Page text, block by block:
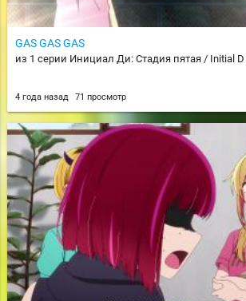
GAS GAS GAS
из 1 серии Инициал Ди: Стадия пятая / Initial D
4 года назад 71 просмотр